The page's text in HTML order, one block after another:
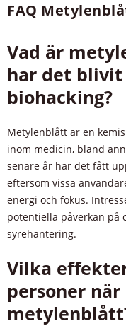
FAQ
Vad är
har det
biohacking?
Metylenblått är en
inom medicin, bland
senare år har det fått
eftersom vissa
energi och fokus.
potentiella påverkan på
syrehantering.
Vilka
personer